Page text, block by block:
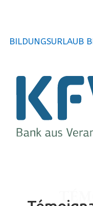
BILDUNGSURLAUB